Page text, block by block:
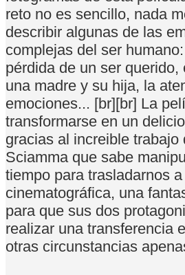
reto no es sencillo, nada
describir algunas de las
complejas del ser
pérdida de un ser
una madre y su hija, la
emociones... [br][br] La
transformarse en un
gracias al increible trabajo
Sciamma que sabe
tiempo para trasladarnos
cinematográfica, una
para que sus dos
realizar una transferencia
otras circunstancias